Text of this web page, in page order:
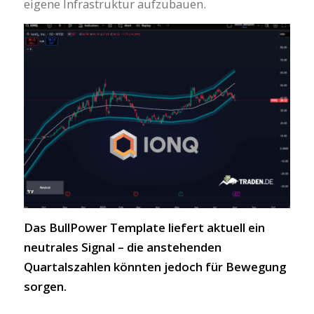
eigene Infrastruktur aufzubauen.
Das BullPower Template liefert aktuell ein
neutrales Signal – die anstehenden
Quartalszahlen könnten jedoch für Bewegung
sorgen.